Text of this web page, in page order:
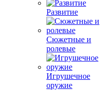
Развитие
Сюжетные и
ролевые
Игрушечное
оружие